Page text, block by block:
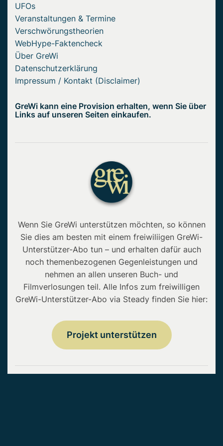
UFOs
Veranstaltungen & Termine
Verschwörungstheorien
WebHype-Faktencheck
Über GreWi
Datenschutzerklärung
Impressum / Kontakt (Disclaimer)
GreWi kann eine Provision erhalten, wenn Sie über
Links auf unseren Seiten einkaufen.
Wenn Sie GreWi unterstützen möchten, so können
Sie dies am besten mit einem freiwiliigen GreWi-
Unterstützer-Abo tun – und erhalten dafür auch
noch themenbezogenen Gegenleistungen und
nehmen an allen unseren Buch- und
Filmverlosungen teil. Alle Infos zum freiwilligen
GreWi-Unterstützer-Abo via Steady finden Sie hier:
Projekt unterstützen